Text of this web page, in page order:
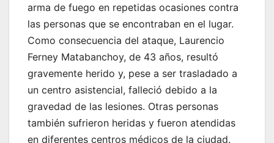
arma de fuego en repetidas ocasiones contra
las personas que se encontraban en el lugar.
Como consecuencia del ataque, Laurencio
Ferney Matabanchoy, de 43 años, resultó
gravemente herido y, pese a ser trasladado a
un centro asistencial, falleció debido a la
gravedad de las lesiones. Otras personas
también sufrieron heridas y fueron atendidas
en diferentes centros médicos de la ciudad.